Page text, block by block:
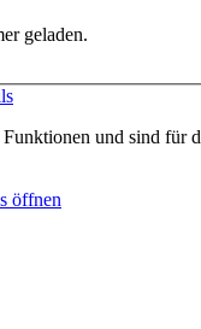
geladen.
und sind für
öffnen